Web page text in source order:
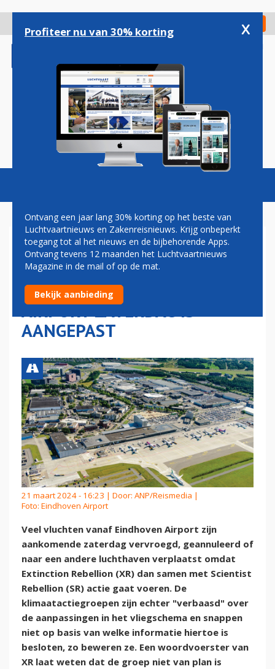
gaan
Check in
Magazine Podcasts Vacatures
EXTINCTION REBELLION
SNAPT NIET WAAROM
VLIEGSCHEMA EINDHOVEN
AIRPORT ZATERDAG IS
AANGEPAST
21 maart 2024 - 16:23 | Door: ANP/Reismedia |
Foto: Eindhoven Airport
Veel vluchten vanaf Eindhoven Airport zijn
aankomende zaterdag vervroegd, geannuleerd of
naar een andere luchthaven verplaatst omdat
Extinction Rebellion (XR) dan samen met Scientist
Rebellion (SR) actie gaat voeren. De
klimaatactiegroepen zijn echter "verbaasd" over
de aanpassingen in het vliegschema en snappen
niet op basis van welke informatie hiertoe is
besloten, zo beweren ze. Een woordvoerster van
XR laat weten dat de groep niet van plan is
Profiteer nu van 30% korting x
Ontvang een jaar lang 30% korting op het beste van
Luchtvaartnieuws en Zakenreisnieuws. Krijg onbeperkt
toegang tot al het nieuws en de bijbehorende Apps.
Ontvang tevens 12 maanden het Luchtvaartnieuws
Magazine in de mail of op de mat.
Bekijk aanbieding